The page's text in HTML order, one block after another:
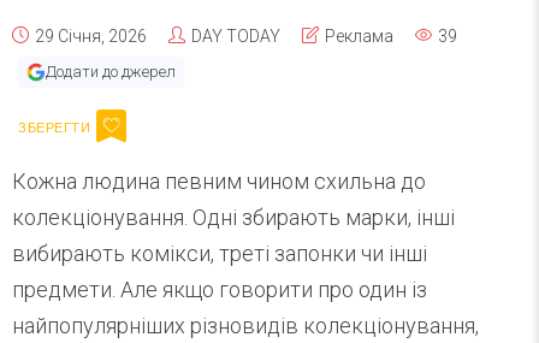
29 Січня, 2026 DAY TODAY Реклама 39
Додати до джерел
Кожна людина певним чином схильна до
колекціонування. Одні збирають марки, інші
вибирають комікси, треті запонки чи інші
предмети. Але якщо говорити про один із
найпопулярніших різновидів колекціонування,